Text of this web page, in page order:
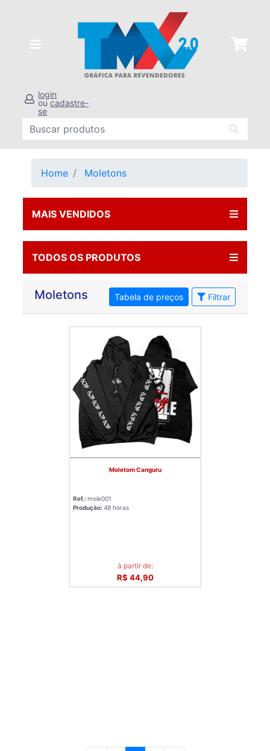
login
oucadastre-
se
Home Moletons
MAIS VENDIDOS
TODOS OS PRODUTOS
Moletons Tabela de preços Filtrar
Moletom Canguru
Ref.:mole001
Produção:48 horas
à partir de:
R$ 44,90